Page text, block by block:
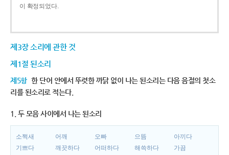
이 확정되었다.
제3장 소리에 관한 것
제1절 된소리
제5항 한 단어 안에서 뚜렷한 까닭 없이 나는 된소리는 다음 음절의 첫소
리를 된소리로 적는다.
1. 두 모음 사이에서 나는 된소리
소쩍새 어깨 오빠 으뜸
아끼다
기쁘다
깨끗하다 어떠하다 해쓱하다
가끔